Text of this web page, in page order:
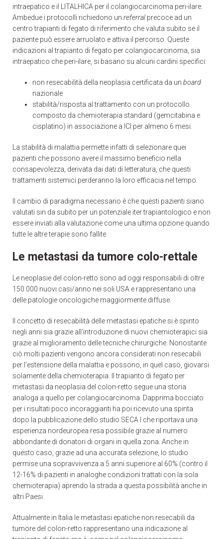
intraepatico e il LITALHICA per il colangiocarcinoma peri-ilare.
Ambedue i protocolli richiedono un referral precoce ad un
centro trapianti di fegato di riferimento che valuta subito se il
paziente può essere arruolato e attiva il percorso. Queste
indicazioni al trapianto di fegato per colangiocarcinoma, sia
intraepatico che peri-ilare, si basano su alcuni cardini specifici:
non resecabilità della neoplasia certificata da un board
nazionale
stabilità/risposta al trattamento con un protocollo
composto da chemioterapia standard (gemcitabina e
cisplatino) in associazione a ICI per almeno 6 mesi.
La stabilità di malattia permette infatti di selezionare quei
pazienti che possono avere il massimo beneficio nella
consapevolezza, derivata dai dati di letteratura, che questi
trattamenti sistemici perderanno la loro efficacia nel tempo.
Il cambio di paradigma necessario è che questi pazienti siano
valutati sin da subito per un potenziale iter trapiantologico e non
essere inviati alla valutazione come una ultima opzione quando
tutte le altre terapie sono fallite.
Le metastasi da tumore colo-rettale
Le neoplasie del colon-retto sono ad oggi responsabili di oltre
150.000 nuovi casi/anno nei soli USA e rappresentano una
delle patologie oncologiche maggiormente diffuse.
Il concetto di resecabilità delle metastasi epatiche si è spinto
negli anni sia grazie all’introduzione di nuovi chemioterapici sia
grazie al miglioramento delle tecniche chirurgiche. Nonostante
ciò molti pazienti vengono ancora considerati non resecabili
per l’estensione della malattia e possono, in quel caso, giovarsi
solamente della chemioterapia. Il trapianto di fegato per
metastasi da neoplasia del colon-retto segue una storia
analoga a quello per colangiocarcinoma. Dapprima bocciato
per i risultati poco incoraggianti ha poi ricevuto una spinta
dopo la pubblicazione dello studio SECA I che riportava una
esperienza nordeuropea resa possibile grazie al numero
abbondante di donatori di organi in quella zona. Anche in
questo caso, grazie ad una accurata selezione, lo studio
permise una sopravvivenza a 5 anni superiore al 60% (contro il
12-16% di pazienti in analoghe condizioni trattati con la sola
chemioterapia) aprendo la strada a questa possibilità anche in
altri Paesi.
Attualmente in Italia le metastasi epatiche non resecabili da
tumore del colon-retto rappresentano una indicazione al